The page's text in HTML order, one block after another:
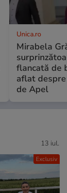
Unica.ro
Mirabela
flancată de
aflat
de Apel
Exclusiv
13 iul.